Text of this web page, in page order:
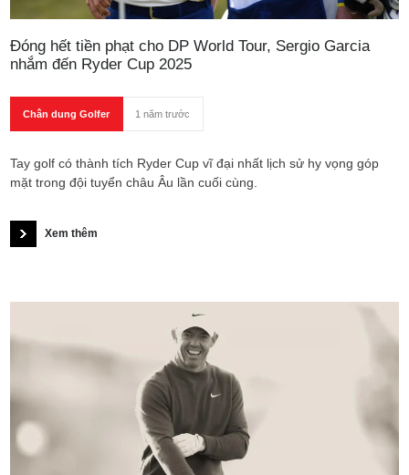
Đóng hết tiền phạt cho DP World Tour, Sergio Garcia
nhắm đến Ryder Cup 2025
Chân dung Golfer 1 năm trước
Tay golf có thành tích Ryder Cup vĩ đại nhất lịch sử hy vọng góp
mặt trong đội tuyển châu Âu lần cuối cùng.
Xem thêm